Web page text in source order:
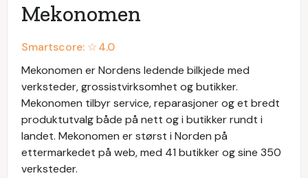
Mekonomen
Smartscore: ☆4.0
Mekonomen er Nordens ledende bilkjede med
verksteder, grossistvirksomhet og butikker.
Mekonomen tilbyr service, reparasjoner og et bredt
produktutvalg både på nett og i butikker rundt i
landet. Mekonomen er størst i Norden på
ettermarkedet på web, med 41 butikker og sine 350
verksteder.